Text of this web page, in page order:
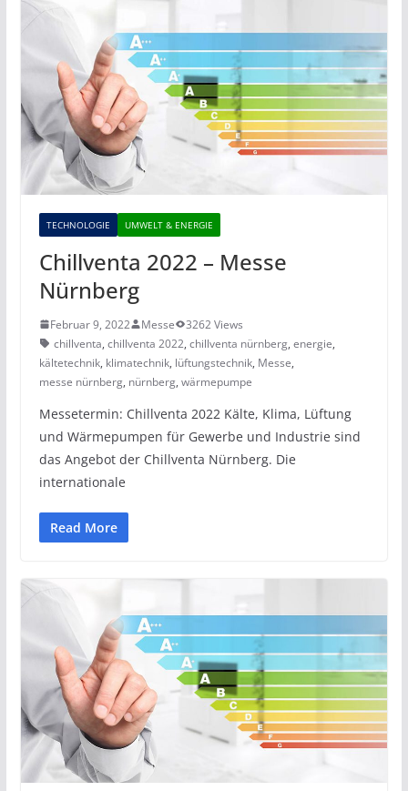
TECHNOLOGIE UMWELT & ENERGIE
Chillventa 2022 – Messe
Nürnberg
Februar 9, 2022 Messe
3262 Views
chillventa, chillventa 2022, chillventa nürnberg, energie,
kältetechnik, klimatechnik, lüftungstechnik, Messe,
messe nürnberg, nürnberg, wärmepumpe
Messetermin: Chillventa 2022 Kälte, Klima, Lüftung
und Wärmepumpen für Gewerbe und Industrie sind
das Angebot der Chillventa Nürnberg. Die
internationale
Read More